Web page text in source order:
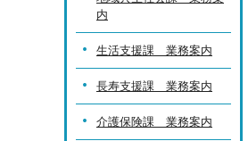
内
生活支援課 業務案内
長寿支援課 業務案内
介護保険課 業務案内